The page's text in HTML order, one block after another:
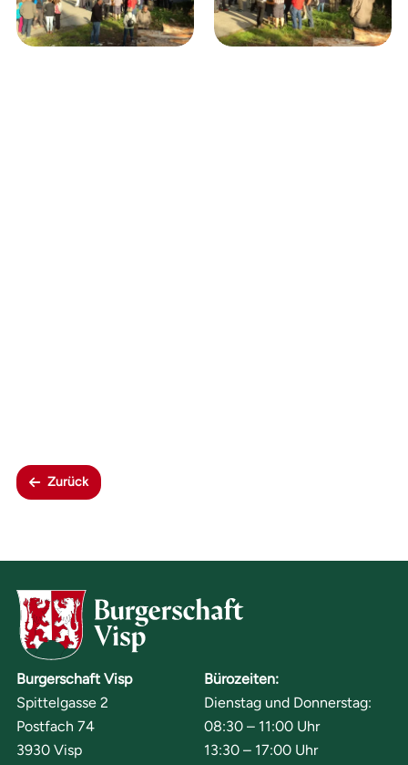
Zurück
Burgerschaft Visp
Spittelgasse 2
Postfach 74
3930 Visp
Bürozeiten:
Dienstag und Donnerstag:
08:30 – 11:00 Uhr
13:30 – 17:00 Uhr